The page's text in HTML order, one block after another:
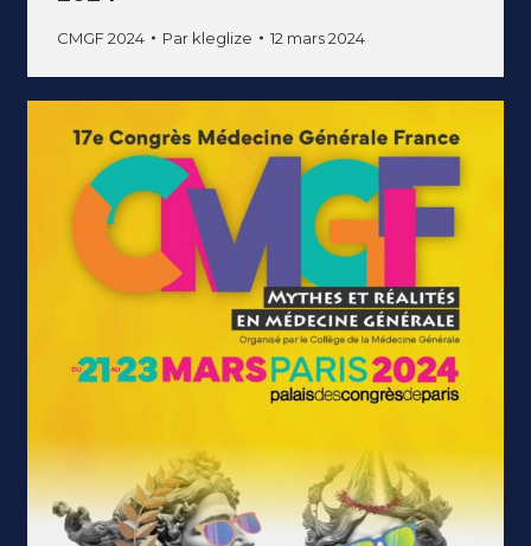
CMGF 2024 Par kleglize 12 mars 2024